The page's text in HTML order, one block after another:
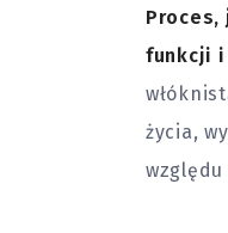
Proces,
funkcji i
życia,